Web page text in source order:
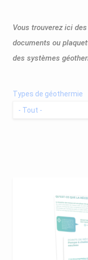
Vous trouverez ici
documents ou
des systèmes
Types de géothermie